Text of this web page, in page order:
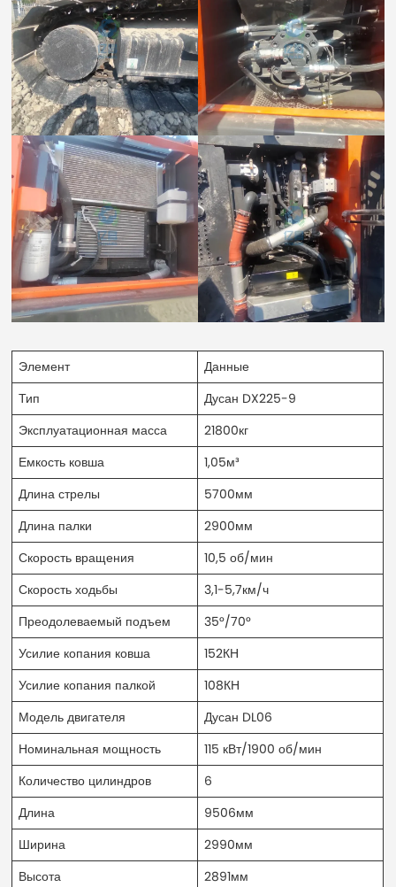
Элемент
Данные
Тип
Дусан DX225-9
Эксплуатационная масса
21800кг
Емкость ковша
1,05м³
Длина стрелы
5700мм
Длина палки
2900мм
Скорость вращения
10,5 об/мин
Скорость ходьбы
3,1-5,7км/ч
Преодолеваемый подъем
35°/70°
Усилие копания ковша
152КН
Усилие копания палкой
108КН
Модель двигателя
Дусан DL06
Номинальная мощность
115 кВт/1900 об/мин
Количество цилиндров
6
Длина
9506мм
Ширина
2990мм
Высота
2891мм